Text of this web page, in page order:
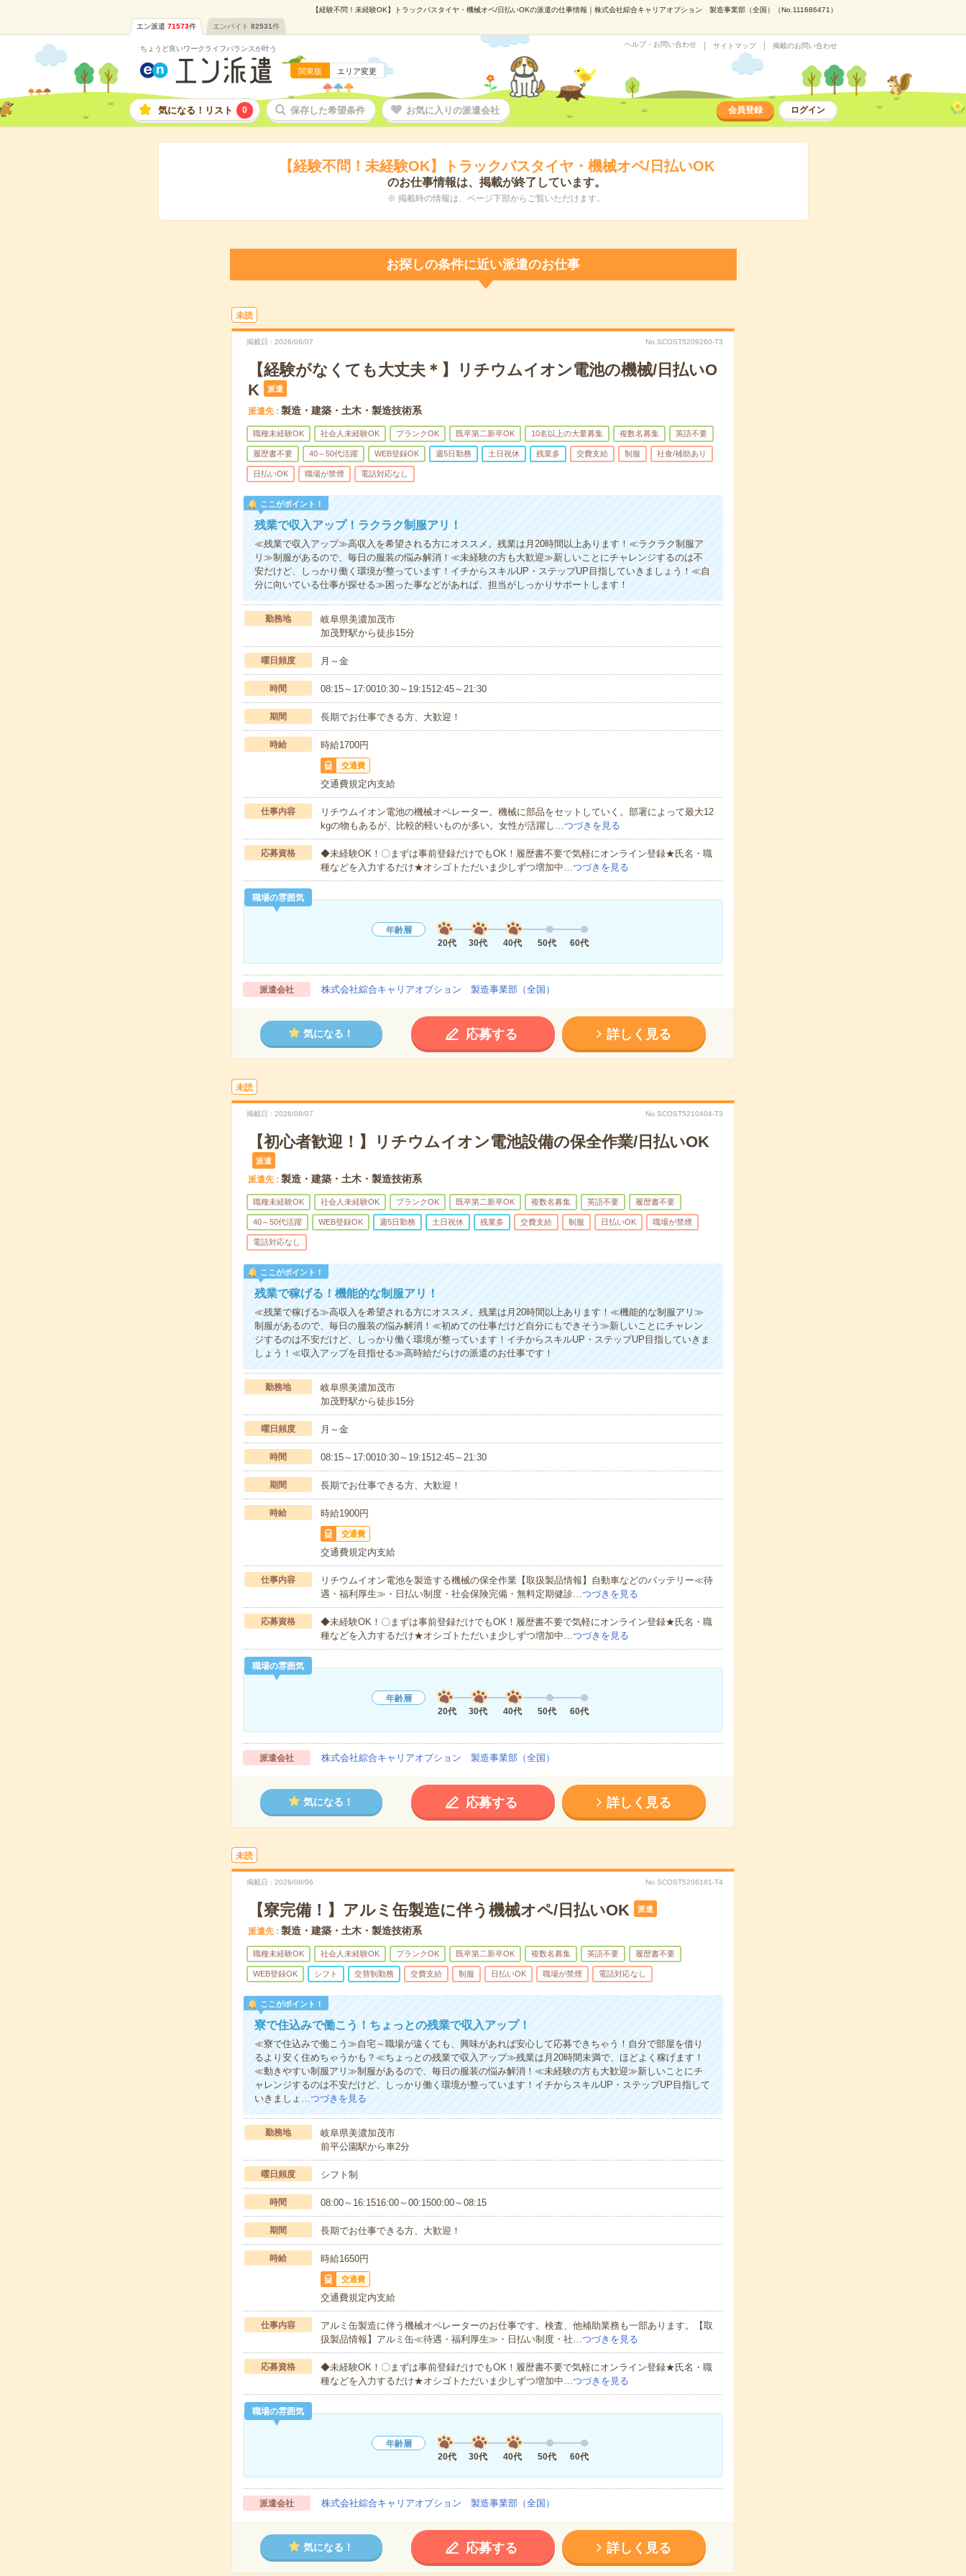
【経験不問！未経験OK】トラックバスタイヤ・機械オペ/日払いOKの派遣の仕事情報｜株式会社綜合キャリアオプション 製造事業部（全国）（No.111686471）
エン派遣 71573件 エンバイト 82531件
ちょうど良いワークライフバランスが叶う
関東版 エリア変更
ヘルプ・お問い合わせ サイトマップ 掲載のお問い合わせ
気になる！リスト 0 保存した希望条件 お気に入りの派遣会社 会員登録 ログイン
【経験不問！未経験OK】トラックバスタイヤ・機械オペ/日払いOK
のお仕事情報は、掲載が終了しています。
※ 掲載時の情報は、ページ下部からご覧いただけます。
お探しの条件に近い派遣のお仕事
未読
掲載日 2026/08/07 No.SCOST5209260-T3
【経験がなくても大丈夫＊】リチウムイオン電池の機械/日払いO
K
派遣
派遣先 製造・建築・土木・製造技術系
職種未経験OK 社会人未経験OK ブランクOK 既卒第二新卒OK 10名以上の大量募集 複数名募集 英語不要
履歴書不要 40～50代活躍 WEB登録OK 週5日勤務 土日祝休 残業多 交費支給 制服 社食/補助あり
日払いOK 職場が禁煙 電話対応なし
ここがポイント！
残業で収入アップ！ラクラク制服アリ！
≪残業で収入アップ≫高収入を希望される方にオススメ。残業は月20時間以上あります！≪ラクラク制服ア
リ≫制服があるので、毎日の服装の悩み解消！≪未経験の方も大歓迎≫新しいことにチャレンジするのは不
安だけど、しっかり働く環境が整っています！イチからスキルUP・ステップUP目指していきましょう！≪自
分に向いている仕事が探せる≫困った事などがあれば、担当がしっかりサポートします！
勤務地
岐阜県美濃加茂市
加茂野駅から徒歩15分
曜日頻度 月～金
時間 08:15～17:0010:30～19:1512:45～21:30
期間 長期でお仕事できる方、大歓迎！
時給 時給1700円
交通費
交通費規定内支給
仕事内容
リチウムイオン電池の機械オペレーター。機械に部品をセットしていく。部署によって最大12
kgの物もあるが、比較的軽いものが多い。女性が活躍し…つづきを見る
応募資格
◆未経験OK！〇まずは事前登録だけでもOK！履歴書不要で気軽にオンライン登録★氏名・職
種などを入力するだけ★オシゴトただいま少しずつ増加中…つづきを見る
職場の雰囲気
年齢層
20代
30代 40代 50代 60代
派遣会社 株式会社綜合キャリアオプション 製造事業部（全国）
気になる！ 応募する 詳しく見る
未読
掲載日 2026/08/07 No.SCOST5210404-T3
【初心者歓迎！】リチウムイオン電池設備の保全作業/日払いOK
派遣
派遣先 製造・建築・土木・製造技術系
職種未経験OK 社会人未経験OK ブランクOK 既卒第二新卒OK 複数名募集 英語不要 履歴書不要
40～50代活躍 WEB登録OK 週5日勤務 土日祝休 残業多 交費支給 制服 日払いOK 職場が禁煙
電話対応なし
ここがポイント！
残業で稼げる！機能的な制服アリ！
≪残業で稼げる≫高収入を希望される方にオススメ。残業は月20時間以上あります！≪機能的な制服アリ≫
制服があるので、毎日の服装の悩み解消！≪初めての仕事だけど自分にもできそう≫新しいことにチャレン
ジするのは不安だけど、しっかり働く環境が整っています！イチからスキルUP・ステップUP目指していきま
しょう！≪収入アップを目指せる≫高時給だらけの派遣のお仕事です！
勤務地
岐阜県美濃加茂市
加茂野駅から徒歩15分
曜日頻度 月～金
時間 08:15～17:0010:30～19:1512:45～21:30
期間 長期でお仕事できる方、大歓迎！
時給 時給1900円
交通費
交通費規定内支給
仕事内容
リチウムイオン電池を製造する機械の保全作業【取扱製品情報】自動車などのバッテリー≪待
遇・福利厚生≫・日払い制度・社会保険完備・無料定期健診…つづきを見る
応募資格
◆未経験OK！〇まずは事前登録だけでもOK！履歴書不要で気軽にオンライン登録★氏名・職
種などを入力するだけ★オシゴトただいま少しずつ増加中…つづきを見る
職場の雰囲気
年齢層
20代
30代 40代 50代 60代
派遣会社 株式会社綜合キャリアオプション 製造事業部（全国）
気になる！ 応募する 詳しく見る
未読
掲載日 2026/08/06 No.SCOST5206181-T4
【寮完備！】アルミ缶製造に伴う機械オペ/日払いOK 派遣
派遣先 製造・建築・土木・製造技術系
職種未経験OK 社会人未経験OK ブランクOK 既卒第二新卒OK 複数名募集 英語不要 履歴書不要
WEB登録OK シフト 交替制勤務 交費支給 制服 日払いOK 職場が禁煙 電話対応なし
ここがポイント！
寮で住込みで働こう！ちょっとの残業で収入アップ！
≪寮で住込みで働こう≫自宅～職場が遠くても、興味があれば安心して応募できちゃう！自分で部屋を借り
るより安く住めちゃうかも？≪ちょっとの残業で収入アップ≫残業は月20時間未満で、ほどよく稼げます！
≪動きやすい制服アリ≫制服があるので、毎日の服装の悩み解消！≪未経験の方も大歓迎≫新しいことにチ
ャレンジするのは不安だけど、しっかり働く環境が整っています！イチからスキルUP・ステップUP目指して
いきましょ…つづきを見る
勤務地
岐阜県美濃加茂市
前平公園駅から車2分
曜日頻度 シフト制
時間 08:00～16:1516:00～00:1500:00～08:15
期間 長期でお仕事できる方、大歓迎！
時給 時給1650円
交通費
交通費規定内支給
仕事内容
アルミ缶製造に伴う機械オペレーターのお仕事です。検査、他補助業務も一部あります。【取
扱製品情報】アルミ缶≪待遇・福利厚生≫・日払い制度・社…つづきを見る
応募資格
◆未経験OK！〇まずは事前登録だけでもOK！履歴書不要で気軽にオンライン登録★氏名・職
種などを入力するだけ★オシゴトただいま少しずつ増加中…つづきを見る
職場の雰囲気
年齢層
20代
30代 40代 50代 60代
派遣会社 株式会社綜合キャリアオプション 製造事業部（全国）
気になる！ 応募する 詳しく見る